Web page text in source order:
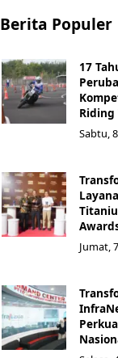
Berita Populer
17
Riding
Sabtu,
Jumat,